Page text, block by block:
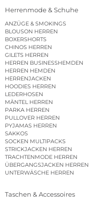
Herrenmode & Schuhe
ANZÜGE & SMOKINGS
BLOUSON HERREN
BOXERSHORTS
CHINOS HERREN
GILETS HERREN
HERREN BUSINESSHEMDEN
HERREN HEMDEN
HERRENJACKEN
HOODIES HERREN
LEDERHOSEN
MÄNTEL HERREN
PARKA HERREN
PULLOVER HERREN
PYJAMAS HERREN
SAKKOS
SOCKEN MULTIPACKS
STRICKJACKEN HERREN
TRACHTENMODE HERREN
ÜBERGANGSJACKEN HERREN
UNTERWÄSCHE HERREN
Taschen & Accessoires